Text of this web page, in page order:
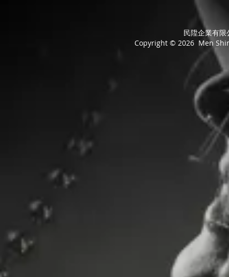
民陞企業有
Copyright © 2026 Men